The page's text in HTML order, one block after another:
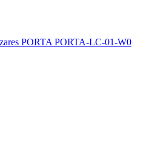
PORTA PORTA-LC-01-W0